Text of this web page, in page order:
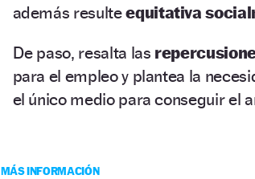
además resulteequitativa
De paso, resalta las
para el empleo y plantea la
el único medio para conseguir el
MÁS INFORMACIÓN